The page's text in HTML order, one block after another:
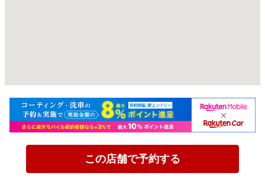
この店舗で予約する